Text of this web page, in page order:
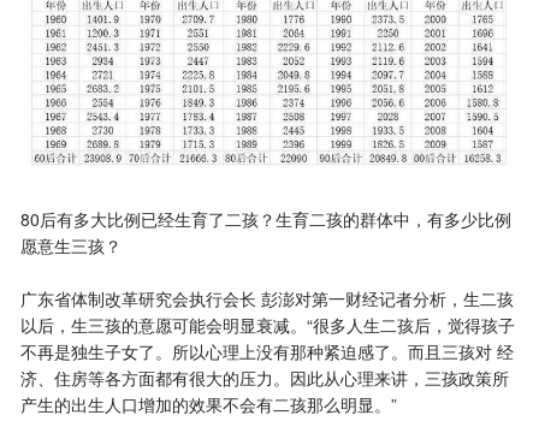
80后有多大比例已经生育了二孩？生育二孩的群体中，有多少比例
愿意生三孩？
广东省体制改革研究会执行会长 彭澎对第一财经记者分析，生二孩
以后，生三孩的意愿可能会明显衰减。“很多人生二孩后，觉得孩子
不再是独生子女了。所以心理上没有那种紧迫感了。而且三孩对 经
济、住房等各方面都有很大的压力。因此从心理来讲，三孩政策所
产生的出生人口增加的效果不会有二孩那么明显。”